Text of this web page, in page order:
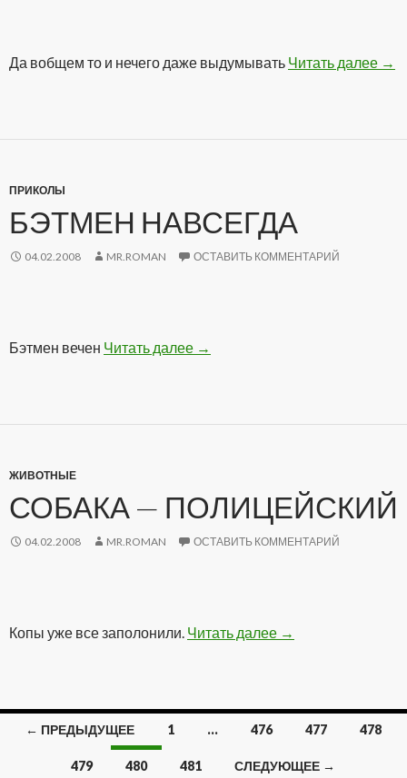
Да вобщем то и нечего даже выдумывать Читать далее →
ПРИКОЛЫ
БЭТМЕН НАВСЕГДА
04.02.2008 MR.ROMAN ОСТАВИТЬ КОММЕНТАРИЙ
Бэтмен вечен Читать далее Бэтмен навсегда
→
ЖИВОТНЫЕ
СОБАКА — ПОЛИЦЕЙСКИЙ
04.02.2008 MR.ROMAN ОСТАВИТЬ КОММЕНТАРИЙ
Копы уже все заполонили. Читать далее Собака —
→
Навигация
← ПРЕДЫДУЩЕЕ 1 … 476 477 478
479 480 481 СЛЕДУЮЩЕЕ →